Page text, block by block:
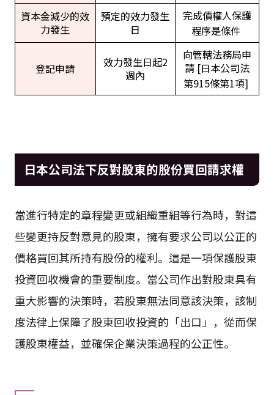
資本金減少的效
力發生
預定的效力發生
日
完成債權人保護
程序是條件
登記申請
效力發生日起2
週內
向管轄法務局申
請 [日本公司法
第915條第1項]
日本公司法下反對股東的股份買回請求權
當進行特定的章程變更或組織重組等行為時，對這
些變更持反對意見的股東，擁有要求公司以公正的
價格買回其所持有股份的權利。這是一項保護股東
投資回收機會的重要制度。當公司作出對股東具有
重大影響的決策時，若股東無法同意該決策，該制
度法律上保障了股東回收投資的「出口」，從而保
護股東權益，並確保企業決策過程的公正性。